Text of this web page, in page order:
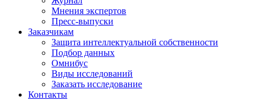
Мнения экспертов
Пресс-выпуски
Заказчикам
Защита интеллектуальной собственности
Подбор данных
Омнибус
Виды исследований
Заказать исследование
Контакты